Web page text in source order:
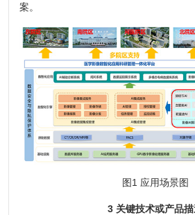
案。
图1 应用场景图
3 关键技术或产品